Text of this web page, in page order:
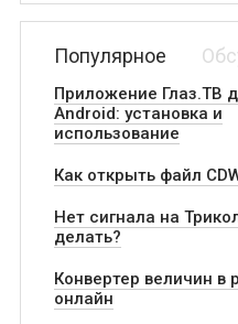
Популярное
Приложение Глаз.ТВ
Android: установка и
использование
Как открыть файл
Нет сигнала на
делать?
Конвертер величин в
онлайн